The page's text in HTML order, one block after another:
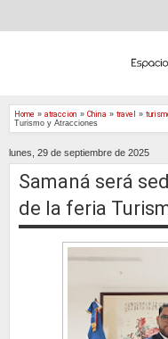
Home » atraccion » China » travel »
Turismo y Atracciones
lunes, 29 de septiembre de 2025
Samaná será
de la feria